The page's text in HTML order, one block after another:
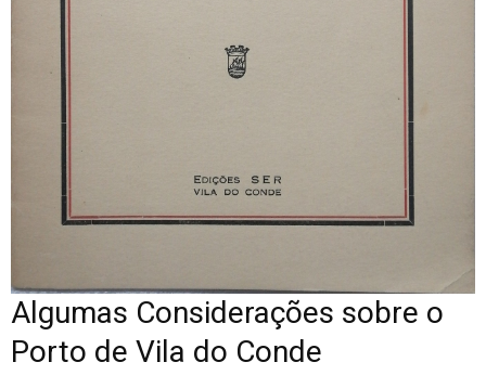
Algumas Considerações sobre o
Porto de Vila do Conde